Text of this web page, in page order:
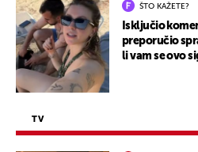
ŠTO KAŽETE?
Isključio
preporučio
li vam se ovo
TV